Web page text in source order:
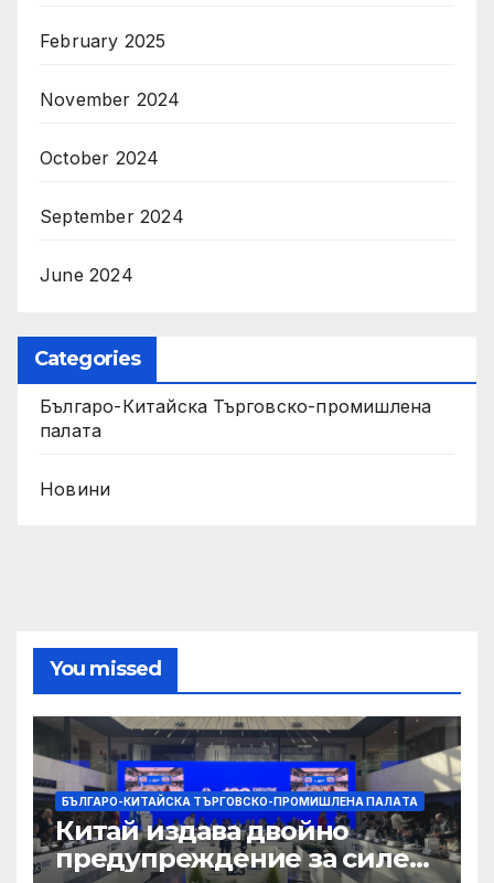
February 2025
November 2024
October 2024
September 2024
June 2024
Categories
Българо-Китайска Търговско-промишлена
палaта
Новини
You missed
БЪЛГАРО-КИТАЙСКА ТЪРГОВСКО-ПРОМИШЛЕНА ПАЛAТА
Китай издава двойно
предупреждение за силен